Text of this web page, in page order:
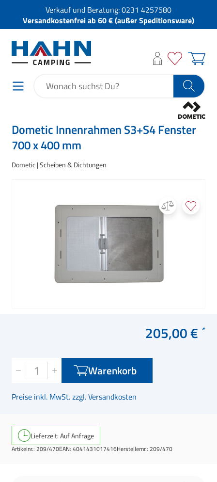
Verkauf und Beratung:0231 4257580
Versandkostenfrei ab 60 € (außer Speditionsware)
Dometic Innenrahmen S3+S4 Fenster
700 x 400 mm
Dometic Scheiben & Dichtungen
205,00 €
Warenkorb
Preise inkl. MwSt. zzgl. Versandkosten
Lieferzeit: Auf Anfrage
Artikelnr.: 209/470EAN: 4041431017416Herstellernr.: 209/470